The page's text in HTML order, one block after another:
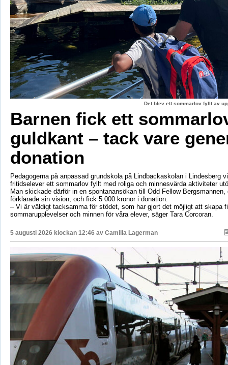
Det blev ett sommarlov fyllt av
Barnen fick ett
guldkant – tack vare
donation
Pedagogerna på anpassad grundskola på Lindbackaskolan i Lindesberg
fritidselever ett sommarlov fyllt med roliga och minnesvärda aktiviteter
Man skickade därför in en spontanansökan till Odd Fellow Bergsmannen,
förklarade sin vision, och fick 5 000 kronor i donation.
– Vi är väldigt tacksamma för stödet, som har gjort det möjligt att skapa
sommarupplevelser och minnen för våra elever, säger Tara Corcoran.
5 augusti 2026 klockan 12:46 av Camilla Lagerman